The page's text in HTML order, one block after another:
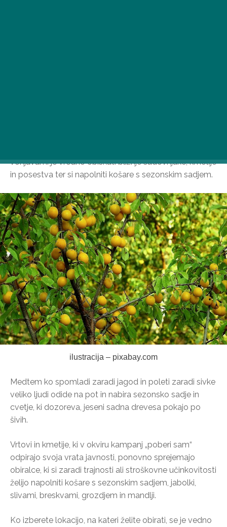
vonjavami je vredno obiskati bližnje sadovnjake, kmetije
in posestva ter si napolniti košare s sezonskim sadjem.
ilustracija – pixabay.com
Medtem ko spomladi zaradi jagod in poleti zaradi sivke
veliko ljudi odide na pot in nabira sezonsko sadje in
cvetje, ki dozoreva, jeseni sadna drevesa pokajo po
šivih.
Vrtovi in kmetije, ki v okviru kampanj „poberi sam“
odpirajo svoja vrata javnosti, ponovno sprejemajo
obiralce, ki si zaradi trajnosti ali stroškovne učinkovitosti
želijo napolniti košare s sezonskim sadjem, jabolki,
slivami, breskvami, grozdjem in mandlji.
Ko izberete lokacijo, na kateri želite obirati, se je vedno